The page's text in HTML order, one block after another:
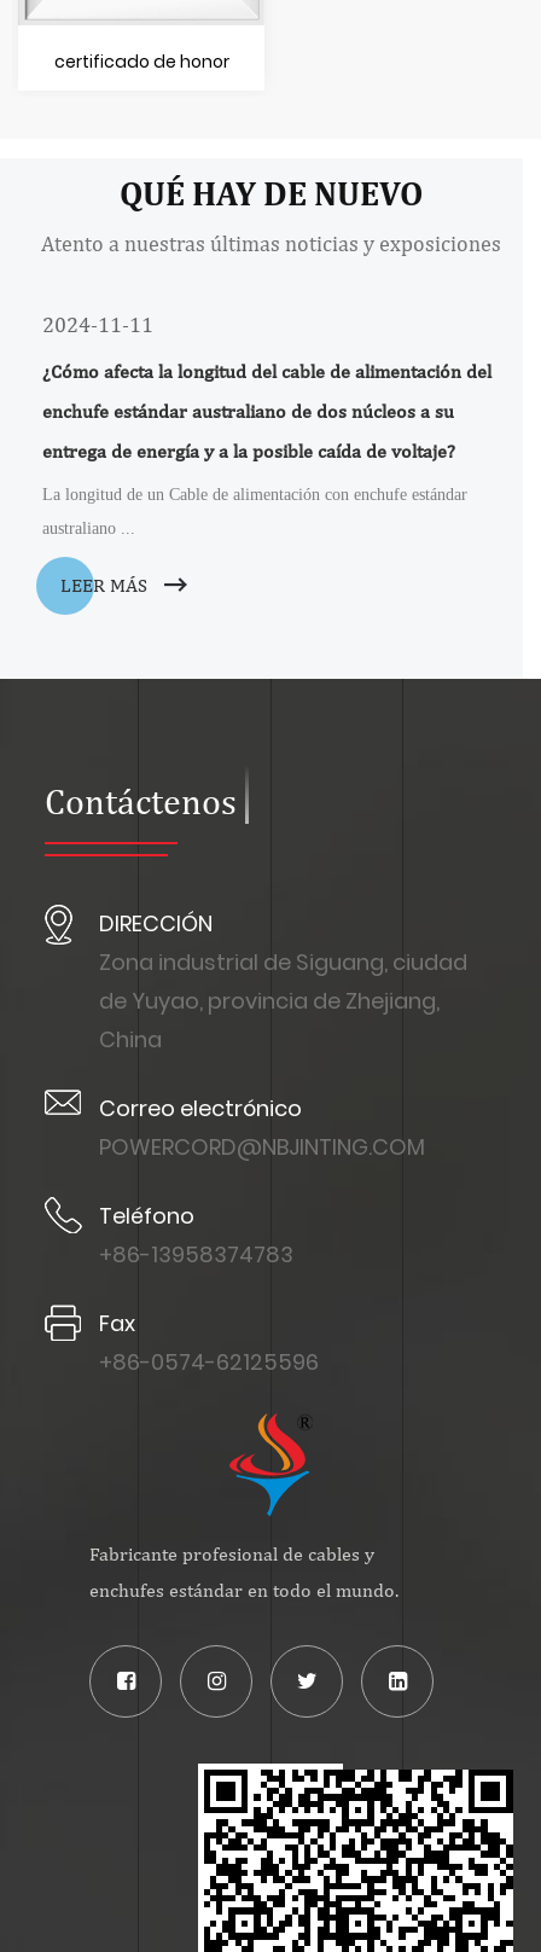
certificado de honor
QUÉ HAY DE NUEVO
Atento a nuestras últimas noticias y exposiciones
2024-11-11
¿Cómo afecta la longitud del cable de alimentación del
enchufe estándar australiano de dos núcleos a su
entrega de energía y a la posible caída de voltaje?
La longitud de un Cable de alimentación con enchufe estándar
australiano ...
LEER MÁS
Contáctenos
DIRECCIÓN
Zona industrial de Siguang, ciudad
de Yuyao, provincia de Zhejiang,
China
Correo electrónico
POWERCORD@NBJINTING.COM
Teléfono
+86-13958374783
Fax
+86-0574-62125596
Fabricante profesional de cables y
enchufes estándar en todo el mundo.